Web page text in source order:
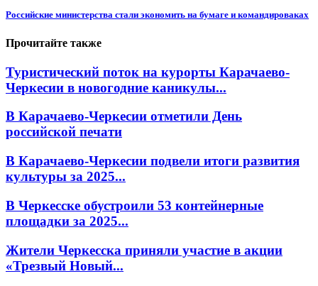
Российские министерства стали экономить на бумаге и командироваках
Прочитайте также
Туристический поток на курорты Карачаево-
Черкесии в новогодние каникулы...
В Карачаево-Черкесии отметили День
российской печати
В Карачаево-Черкесии подвели итоги развития
культуры за 2025...
В Черкесске обустроили 53 контейнерные
площадки за 2025...
Жители Черкесска приняли участие в акции
«Трезвый Новый...